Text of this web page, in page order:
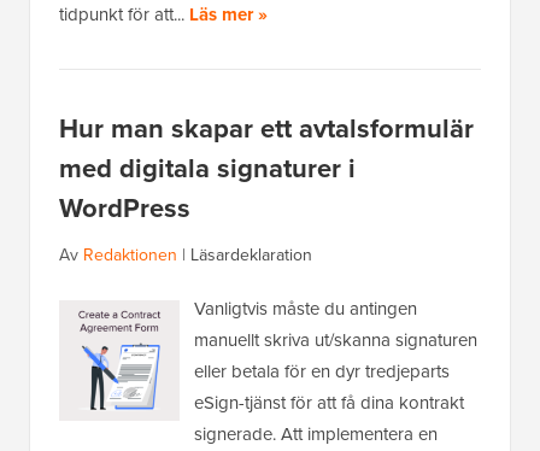
tidpunkt för att... Läs mer »
Hur man skapar ett avtalsformulär
med digitala signaturer i
WordPress
Av Redaktionen | Läsardeklaration
Vanligtvis måste du antingen
manuellt skriva ut/skanna signaturen
eller betala för en dyr tredjeparts
eSign-tjänst för att få dina kontrakt
signerade. Att implementera en